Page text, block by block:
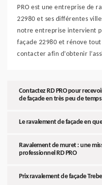
PRO est une entreprise de
22980 et ses différentes
notre entreprise intervient
façade 22980 et rénove
contacter afin d’obtenir
Contactez RD PRO pour
de façade en très peu de temps
Le ravalement de façade en
Ravalement de muret : une
professionnel RD PRO
Prix ravalement de façade